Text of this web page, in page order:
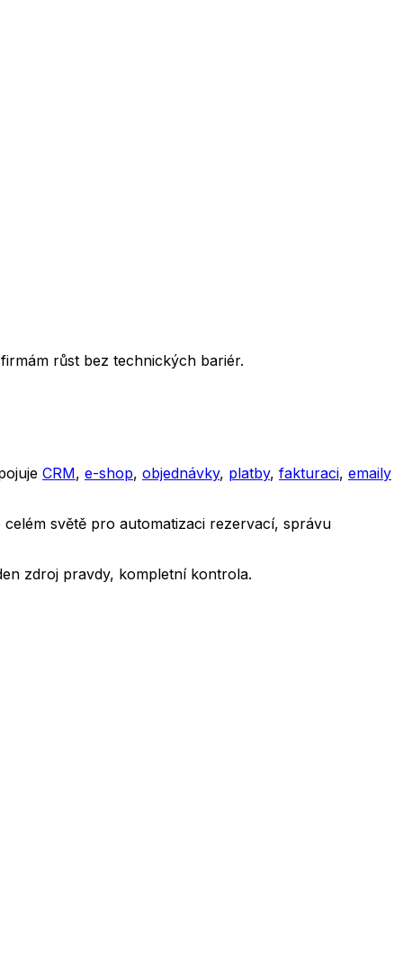
růst bez technických bariér.
CRM, e-shop, objednávky, platby, fakturaci, emaily
světě pro automatizaci rezervací, správu
zdroj pravdy, kompletní kontrola.